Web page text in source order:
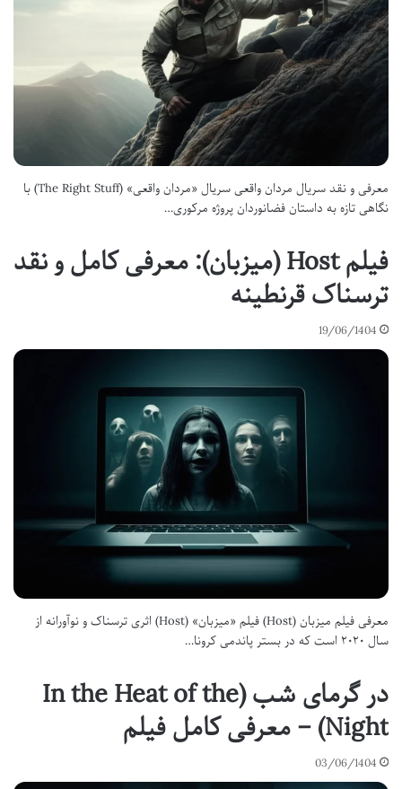
معرفی و نقد سریال مردان واقعی سریال «مردان واقعی» (The Right Stuff) با
نگاهی تازه به داستان فضانوردان پروژه مرکوری…
فیلم Host (میزبان): معرفی کامل و نقد
ترسناک قرنطینه
19/06/1404
معرفی فیلم میزبان (Host) فیلم «میزبان» (Host) اثری ترسناک و نوآورانه از
سال ۲۰۲۰ است که در بستر پاندمی کرونا…
در گرمای شب (In the Heat of the
Night) – معرفی کامل فیلم
03/06/1404